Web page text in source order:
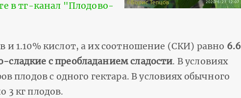
в тг-канал "Плодово-
и 1.10% кислот, а их соотношение (СКИ) равно 6.6
с преобладанием сладости. В условиях
с одного гектара. В условиях обычного
3 кг плодов.